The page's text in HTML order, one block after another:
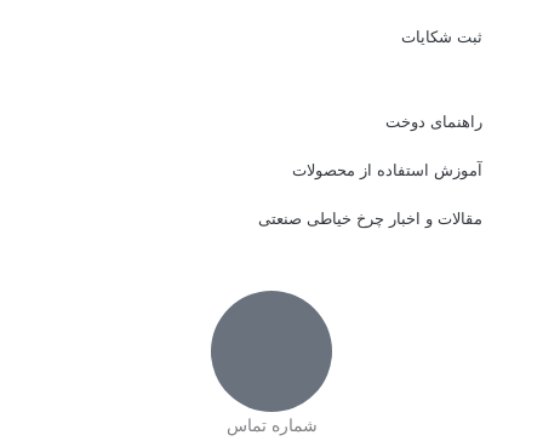
ثبت شکایات
راهنمای دوخت
آموزش استفاده از محصولات
مقالات و اخبار چرخ خیاطی صنعتی
شماره تماس